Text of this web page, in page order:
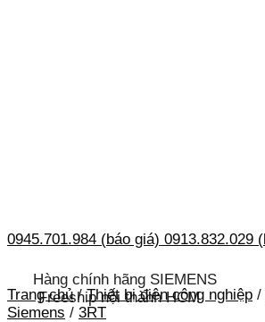
0945.701.984 (báo giá) 0913.832.029
Hàng chính hãng SIEMENS
Freeship nội thành HCM
Trang chủ / Thiết bị điện công nghiệp /
Siemens / 3RT